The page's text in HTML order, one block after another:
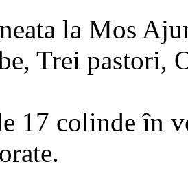
la Mos
Trei pastori,
17 colinde în